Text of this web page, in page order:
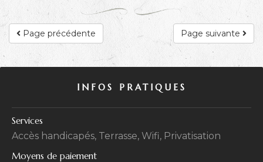
Page suivante
Page précédente
INFOS PRATIQUES
Services
Accès handicapés, Terrasse, Wifi, Privatisation
Moyens de paiement